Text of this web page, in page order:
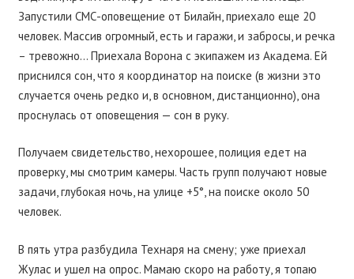
Запустили СМС-оповещение от Билайн, приехало еще 20
человек. Массив огромный, есть и гаражи, и забросы, и речка
– тревожно… Приехала Ворона с экипажем из Академа. Ей
приснился сон, что я координатор на поиске (в жизни это
случается очень редко и, в основном, дистанционно), она
проснулась от оповещения — сон в руку.
Получаем свидетельство, нехорошее, полиция едет на
проверку, мы смотрим камеры. Часть групп получают новые
задачи, глубокая ночь, на улице +5°, на поиске около 50
человек.
В пять утра разбудила Технаря на смену; уже приехал
Жулас и ушел на опрос. Мамаю скоро на работу, я топаю